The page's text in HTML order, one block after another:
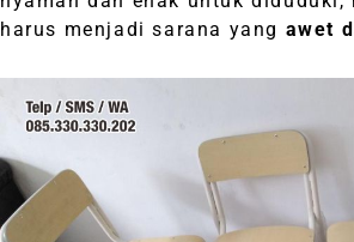
harus menjadi sarana yang awet